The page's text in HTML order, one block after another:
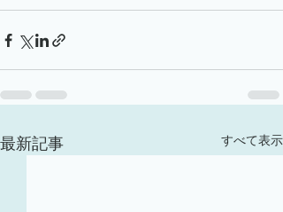
最新記事 すべて表示